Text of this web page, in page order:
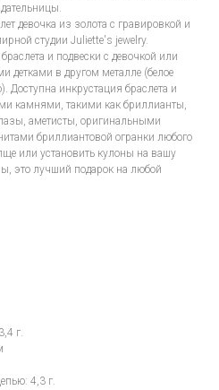
девочка из золота с гравировкой и
студии Juliette's jewelry.
и подвески с девочкой или
детками в другом металле (белое
Доступна инкрустация браслета и
камнями, такими как бриллианты,
аметисты, оригинальными
бриллиантовой огранки любого
или установить кулоны на вашу
это лучший подарок на любой
г.
4,3 г.